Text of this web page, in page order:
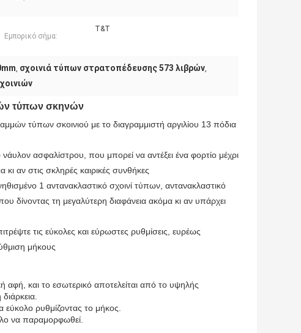
Εμπορικό σήμα:
T&T
, σχοινιά τύπων στρατοπέδευσης 573 λιβρών,
τύπων σκηνών
τύπων σκοινιού με το διαγραμμιστή αργιλίου 13 πόδια
ασφαλίστρου, που μπορεί να αντέξει ένα φορτίο μέχρι
αν στις σκληρές καιρικές συνθήκες
1 αντανακλαστικό σχοινί τύπων, αντανακλαστικό
δίνοντας τη μεγαλύτερη διαφάνεια ακόμα κι αν υπάρχει
τις εύκολες και εύρωστες ρυθμίσεις, ευρέως
μήκους
αφή, και το εσωτερικό αποτελείται από το υψηλής
εύκολο ρυθμίζοντας το μήκος.
να παραμορφωθεί.